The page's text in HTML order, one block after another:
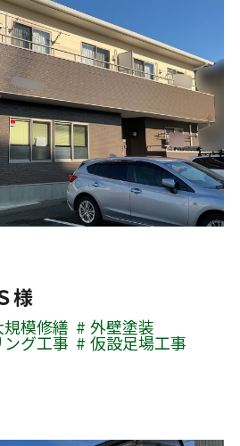
様
規模修繕 外壁塗装
グ工事
仮設足場工事